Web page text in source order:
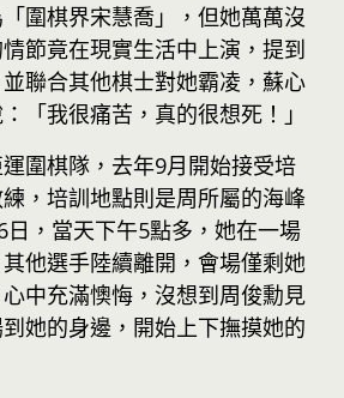
圍棋界宋慧喬」，但她萬萬沒
節竟在現實生活中上演，提到
聯合其他棋士對她霸凌，蘇心
「我很痛苦，真的很想死！」
圍棋隊，去年9月開始接受培
，培訓地點則是周所屬的海峰
，當天下午5點多，她在一場
他選手陸續離開，會場僅剩她
中充滿懊悔，沒想到周俊勳見
她的身邊，開始上下撫摸她的